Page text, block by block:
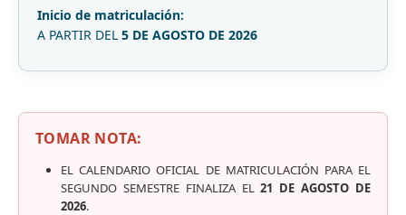
Inicio de matriculación:
A PARTIR DEL 5 DE AGOSTO DE 2026
TOMAR NOTA:
EL CALENDARIO OFICIAL DE MATRICULACIÓN PARA EL
SEGUNDO SEMESTRE FINALIZA EL21 DE AGOSTO DE
2026.